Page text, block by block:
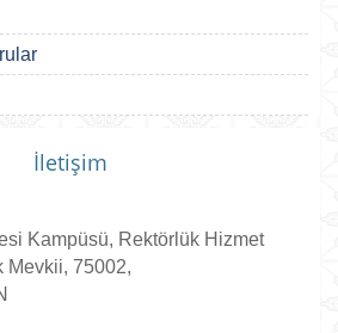
İletişim
Kampüsü, Rektörlük Hizmet
Mevkii, 75002,